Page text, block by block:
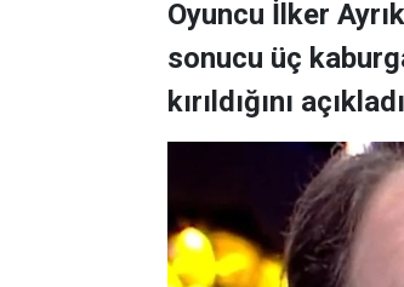
Oyuncu İlker
sonucu üç
kırıldığını